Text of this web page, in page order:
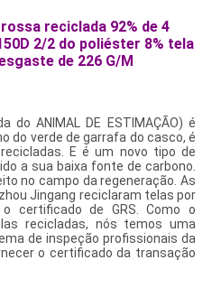
reciclada 92% de 4
2/2 do poliéster 8% tela
de 226 G/M
ANIMAL DE ESTIMAÇÃO) é
do verde de garrafa do casco, é
E é um novo tipo de
a sua baixa fonte de carbono.
no campo da regeneração. As
Jingang reciclaram telas por
certificado de GRS. Como o
recicladas, nós temos uma
de inspeção profissionais da
o certificado da transação